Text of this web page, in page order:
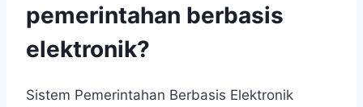
pemerintahan berbasis
elektronik?
Sistem Pemerintahan Berbasis Elektronik